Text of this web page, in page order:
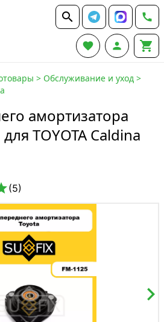
 
  
> Обслуживание и уход >
амортизатора
TOYOTA Caldina
(5)